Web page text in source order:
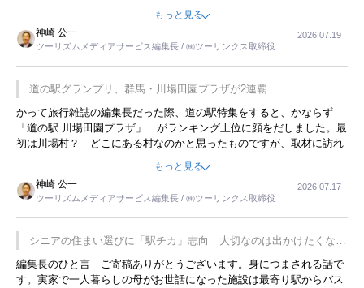
んてことは、冗談でもいえません。そんな中で、この企画展はタイム
もっと見る
神崎 公一
ツーリズムメディアサービス編集長 / ㈱ツーリンクス取締役
2026.07.19
道の駅グランプリ、群馬・川場田園プラザが2連覇
かって旅行雑誌の編集長だった際、道の駅特集をすると、かならず
「道の駅 川場田園プラザ」 がランキング上位に顔をだしました。最
初は川場村？ どこにある村なのかと思ったものですが、取材に訪れ
永井 彰一社長にインタビューしたら、興味深い話が次々が飛び出しま
した。プレゼンも巧みで、今でも思い出すことが２つあります。一つ
は、従業員に東京ディズニーランドを見学させ、サービス業、接客業
の何かを理解してもらっていることです。 もう一つは1800円もする
プレミアムヨーグルトを販売するにあたり、社内に懸念もあったそう
です。永井社長は、駐車場に都内ナンバーの高級外車が停まっている
ことに目をつけ、高級商品でも売れると確信したそうです。今回の記
事を懐かしく読みました。
もっと見る
神崎 公一
ツーリズムメディアサービス編集長 / ㈱ツーリンクス取締役
2026.07.17
シニアの住まい選びに「駅チカ」志向 大切なのは出かけたくなる
暮らし
編集長のひと言 ご寄稿ありがとうございます。身につまされる話で
す。実家で一人暮らしの母がお世話になった施設は最寄り駅からバス